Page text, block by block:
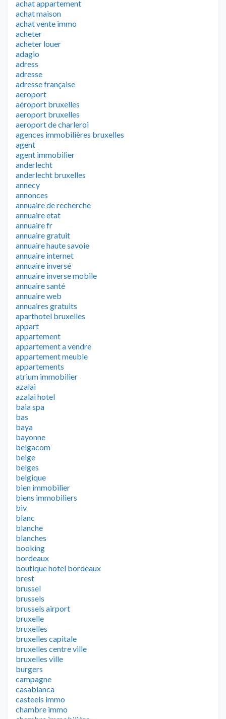
achat appartement
achat maison
achat vente immo
acheter
acheter louer
adagio
adress
adresse
adresse française
aeroport
aéroport bruxelles
aeroport bruxelles
aeroport de charleroi
agences immobilières bruxelles
agent
agent immobilier
anderlecht
anderlecht bruxelles
annecy
annonces
annuaire de recherche
annuaire etat
annuaire fr
annuaire gratuit
annuaire haute savoie
annuaire internet
annuaire inversé
annuaire inverse mobile
annuaire santé
annuaire web
annuaires gratuits
aparthotel bruxelles
appart
appartement
appartement a vendre
appartement meuble
appartements
atrium immobilier
azalai
azalai hotel
baia spa
bas
baya
bayonne
belgacom
belge
belges
belgique
bien immobilier
biens immobiliers
biv
blanc
blanche
blanches
booking
bordeaux
boutique hotel bordeaux
brest
brussel
brussels
brussels airport
bruxelle
bruxelles
bruxelles capitale
bruxelles centre ville
bruxelles ville
burgers
campagne
casablanca
casteels immo
chambre immo